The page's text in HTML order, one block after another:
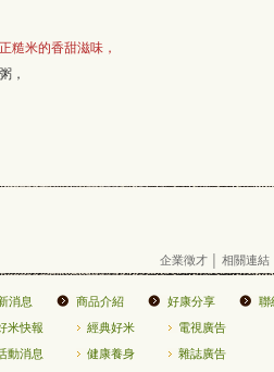
糙米的香甜滋味，
，
企業徵才│ 相關連結
消息
米快報
動消息
商品介紹
經典好米
健康養身
好康分享
電視廣告
雜誌廣告
聯